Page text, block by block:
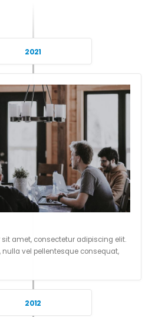
2021
sit amet, consectetur adipiscing elit.
nulla vel pellentesque consequat,
2012